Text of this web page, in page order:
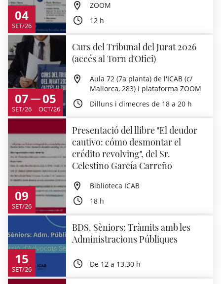
04
SET/26
ZOOM
12 h
07
SET/26
05
OCT/26
Curs del Tribunal del Jurat 2026
(accés al Torn d'Ofici)
Aula 72 (7a planta) de l'ICAB (c/
Mallorca, 283) i plataforma ZOOM
Dilluns i dimecres de 18 a 20 h
09
SET/26
Presentació del llibre "El deudor
cautivo: cómo desmontar el
crédito revolving", del Sr.
Celestino García Carreño
Biblioteca ICAB
18 h
15
SET/26
BDS. Sèniors: Tràmits amb les
Administracions Públiques
De 12 a 13.30 h